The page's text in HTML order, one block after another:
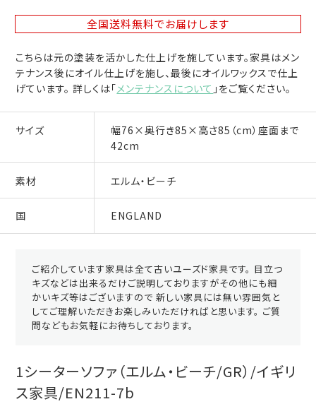
全国送料無料でお届けします
こちらは元の塗装を活かした仕上げを施しています。家具はメン
テナンス後にオイル仕上げを施し、最後にオイルワックスで仕上
げています。 詳しくは「メンテナンスについて 」をご覧ください。
サイズ
幅76×奥行き85×高さ85（cm）座面まで
42cm
素材 エルム・ビーチ
国 ENGLAND
ご紹介しています家具は全て古いユーズド家具です。 目立つ
キズなどは出来るだけご説明しておりますがその他にも細
かいキズ等はございますので 新しい家具には無い雰囲気と
してご理解いただきお楽しみいただければと思います。 ご質
問などもお気軽にお待ちしております。
1シーターソファ（エルム・ビーチ/GR）/イギリ
ス家具/EN211-7b